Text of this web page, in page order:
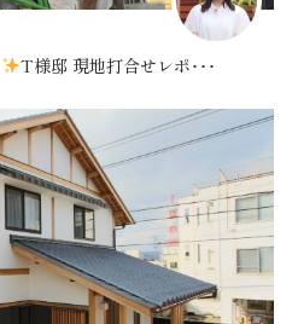
T様邸 現地打合せレポ･･･